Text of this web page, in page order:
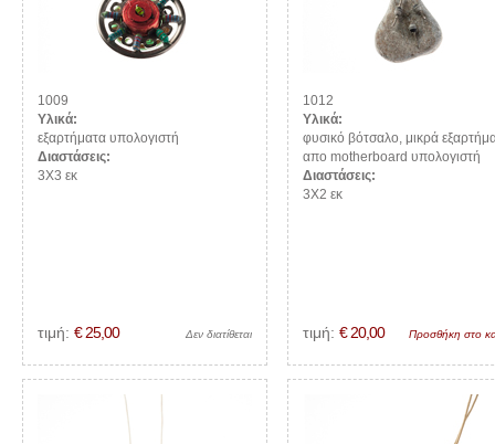
1009
Υλικά:
εξαρτήματα υπολογιστή
Διαστάσεις:
3Χ3 εκ
τιμή: € 25,00 Δεν διατίθεται
1012
Υλικά:
φυσικό βότσαλο, μικρά
απο motherboard υπολογιστή
Διαστάσεις:
3Χ2 εκ
τιμή: € 20,00 Προσθήκη στο